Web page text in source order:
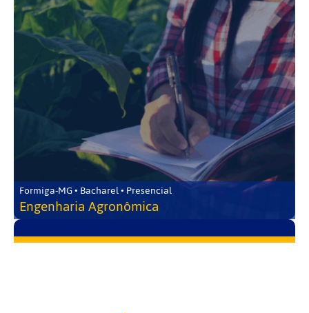
Formiga-MG • Bacharel • Presencial
Engenharia Agronômica